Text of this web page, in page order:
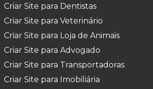
Criar Site para Dentistas
Criar Site para Veterinário
Criar Site para Loja de Animais
Criar Site para Advogado
Criar Site para Transportadoras
Criar Site para Imobiliária